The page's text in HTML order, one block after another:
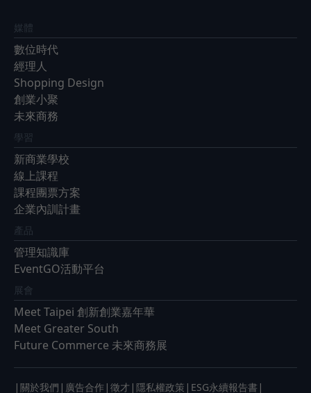
媒體
數位時代
經理人
Shopping Design
創業小聚
未來商務
學習
新商業學校
線上課程
課程團票方案
企業內訓計畫
產品
管理知識庫
EventGO活動平台
展會
Meet Taipei 創新創業嘉年華
Meet Greater South
Future Commerce 未來商務展
| 關於我們 | 廣告合作 | 徵才 | 隱私權政策 | ESG永續報告書 |